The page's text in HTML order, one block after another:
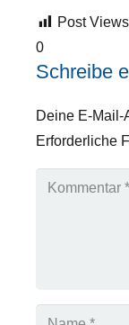
Post
0
Schreibe
Deine E-Mail-
Erforderliche